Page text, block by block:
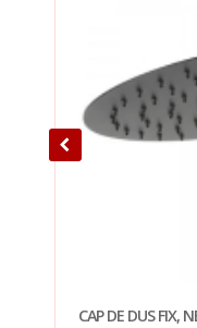
CAP DE DUS FIX,